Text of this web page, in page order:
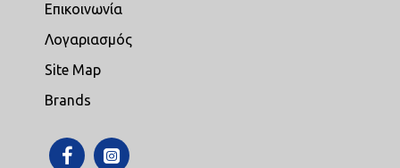
Επικοινωνία
Λογαριασμός
Site Map
Brands